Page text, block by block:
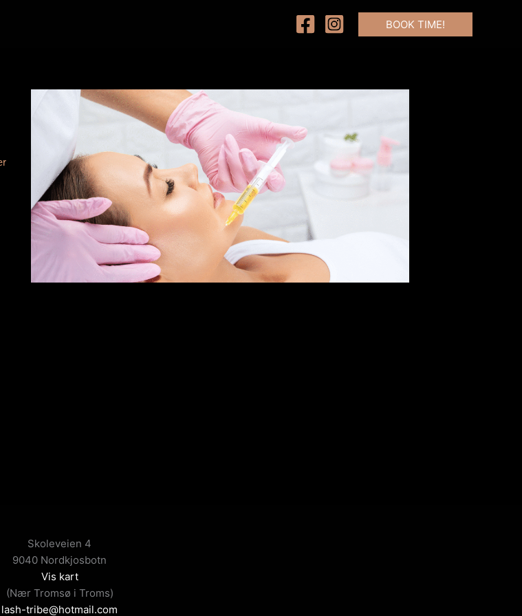
BOOK TIME!
Skoleveien 4
9040 Nordkjosbotn
Vis kart
(Nær Tromsø i Troms)
lash-tribe@hotmail.com